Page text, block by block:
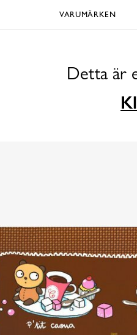
VARUMÄRKEN
Detta är